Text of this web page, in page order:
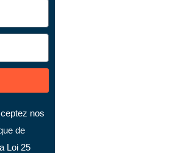
nos
de
Loi 25